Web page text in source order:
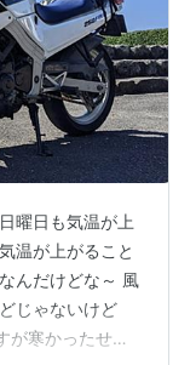
曜日も気温が上
温が上がること
んだけどな～ 風
じゃないけど
が寒かったせ